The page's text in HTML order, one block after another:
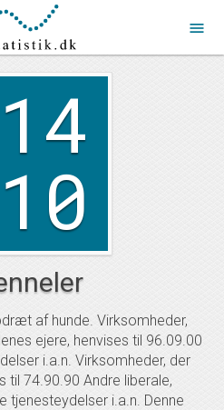
menu
af hunde. Virksomheder,
ejere, henvises til 96.09.00
i.a.n. Virksomheder, der
til 74.90.90 Andre liberale,
tjenesteydelser i.a.n. Denne